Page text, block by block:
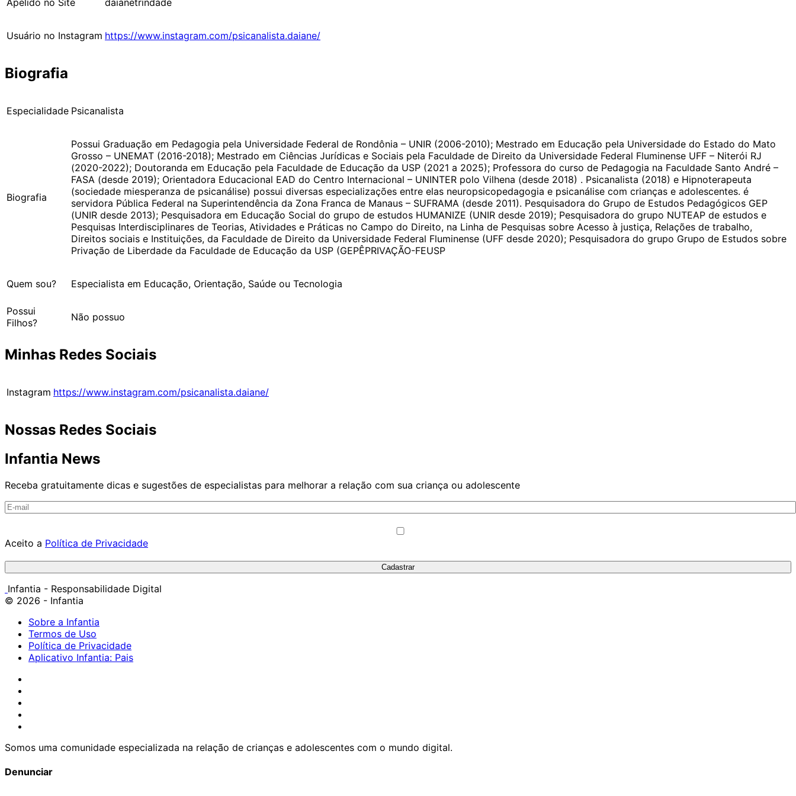
Apelido no Site daianetrindade
Usuário no Instagram https://www.instagram.com/psicanalista.daiane/
Biografia
Especialidade Psicanalista
Biografia
Possui Graduação em Pedagogia pela Universidade Federal de Rondônia – UNIR (2006-2010); Mestrado em Educação pela Universidade do Estado do Mato
Grosso – UNEMAT (2016-2018); Mestrado em Ciências Jurídicas e Sociais pela Faculdade de Direito da Universidade Federal Fluminense UFF – Niterói RJ
(2020-2022); Doutoranda em Educação pela Faculdade de Educação da USP (2021 a 2025); Professora do curso de Pedagogia na Faculdade Santo André –
FASA (desde 2019); Orientadora Educacional EAD do Centro Internacional – UNINTER polo Vilhena (desde 2018) . Psicanalista (2018) e Hipnoterapeuta
(sociedade miesperanza de psicanálise) possui diversas especializações entre elas neuropsicopedagogia e psicanálise com crianças e adolescentes. é
servidora Pública Federal na Superintendência da Zona Franca de Manaus – SUFRAMA (desde 2011). Pesquisadora do Grupo de Estudos Pedagógicos GEP
(UNIR desde 2013); Pesquisadora em Educação Social do grupo de estudos HUMANIZE (UNIR desde 2019); Pesquisadora do grupo NUTEAP de estudos e
Pesquisas Interdisciplinares de Teorias, Atividades e Práticas no Campo do Direito, na Linha de Pesquisas sobre Acesso à justiça, Relações de trabalho,
Direitos sociais e Instituições, da Faculdade de Direito da Universidade Federal Fluminense (UFF desde 2020); Pesquisadora do grupo Grupo de Estudos sobre
Privação de Liberdade da Faculdade de Educação da USP (GEPÊPRIVAÇÃO-FEUSP
Quem sou? Especialista em Educação, Orientação, Saúde ou Tecnologia
Possui
Filhos?
Não possuo
Minhas Redes Sociais
Instagram https://www.instagram.com/psicanalista.daiane/
Nossas Redes Sociais
Infantia News
Receba gratuitamente dicas e sugestões de especialistas para melhorar a relação com sua criança ou adolescente
Aceito a Política de Privacidade
Infantia - Responsabilidade Digital
© 2026 - Infantia
Sobre a Infantia
Termos de Uso
Política de Privacidade
Aplicativo Infantia: Pais
Somos uma comunidade especializada na relação de crianças e adolescentes com o mundo digital.
Denunciar